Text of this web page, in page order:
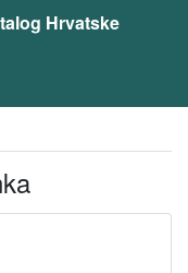
Hrvatske